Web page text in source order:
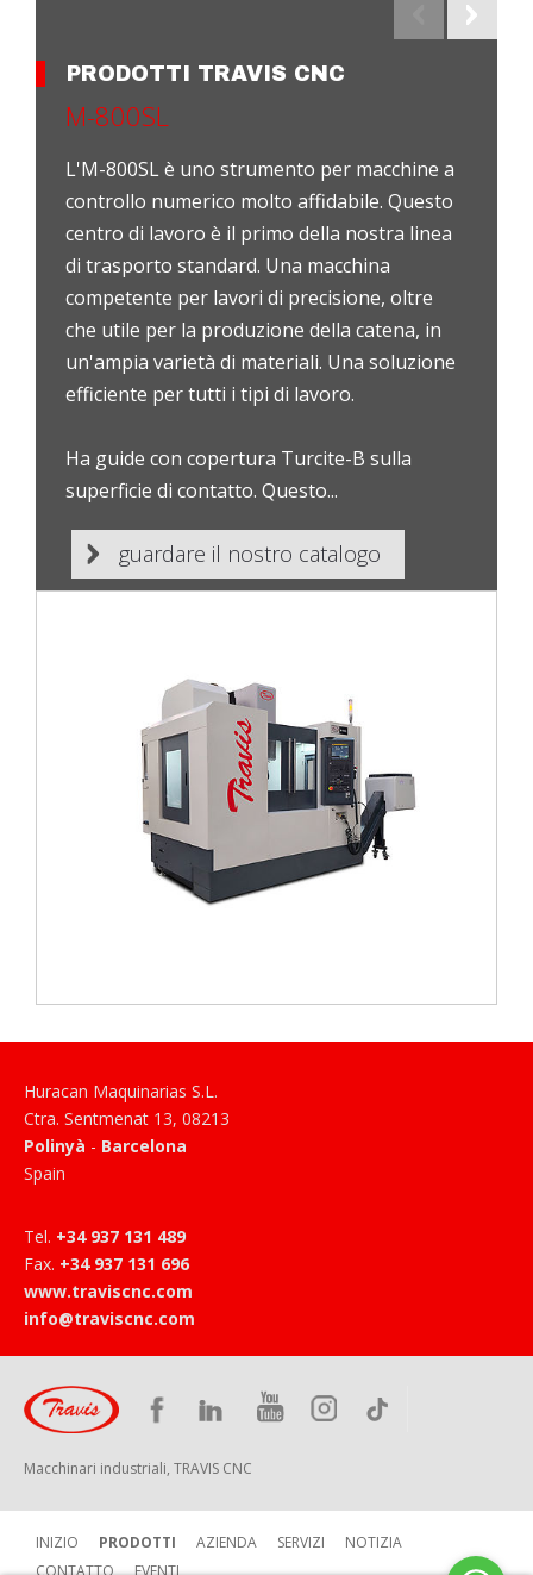
PRODOTTI TRAVIS CNC
guardare il nostro catalogo
M-800SL
L'M-800SL è uno strumento per macchine a
controllo numerico molto affidabile. Questo
centro di lavoro è il primo della nostra linea
di trasporto standard. Una macchina
competente per lavori di precisione, oltre
che utile per la produzione della catena, in
un'ampia varietà di materiali. Una soluzione
efficiente per tutti i tipi di lavoro.
Ha guide con copertura Turcite-B sulla
superficie di contatto. Questo...
Huracan Maquinarias S.L.
Ctra. Sentmenat 13, 08213
Polinyà - Barcelona
Spain
Tel. +34 937 131 489
Fax. +34 937 131 696
www.traviscnc.com
info@traviscnc.com
Macchinari industriali, TRAVIS CNC
INIZIO PRODOTTI AZIENDA SERVIZI
NOTIZIA
CONTATTO
EVENTI